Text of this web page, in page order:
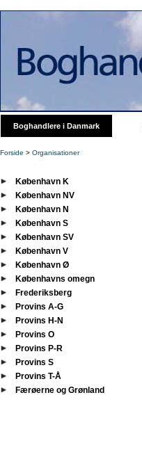
Boghandlere i Danmark
Forside > Organisationer
København K
København NV
København N
København S
København SV
København V
København Ø
Københavns omegn
Frederiksberg
Provins A-G
Provins H-N
Provins O
Provins P-R
Provins S
Provins T-Å
Færøerne og Grønland